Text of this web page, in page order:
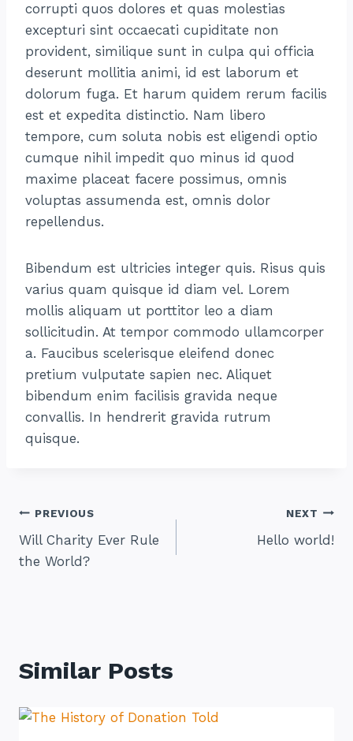
corrupti quos dolores et quas molestias
excepturi sint occaecati cupiditate non
provident, similique sunt in culpa qui officia
deserunt mollitia animi, id est laborum et
dolorum fuga. Et harum quidem rerum facilis
est et expedita distinctio. Nam libero
tempore, cum soluta nobis est eligendi optio
cumque nihil impedit quo minus id quod
maxime placeat facere possimus, omnis
voluptas assumenda est, omnis dolor
repellendus.
Bibendum est ultricies integer quis. Risus quis
varius quam quisque id diam vel. Lorem
mollis aliquam ut porttitor leo a diam
sollicitudin. At tempor commodo ullamcorper
a. Faucibus scelerisque eleifend donec
pretium vulputate sapien nec. Aliquet
bibendum enim facilisis gravida neque
convallis. In hendrerit gravida rutrum
quisque.
Post
Navigation
PREVIOUS
Will Charity Ever Rule
the World?
NEXT
Hello world!
Similar Posts